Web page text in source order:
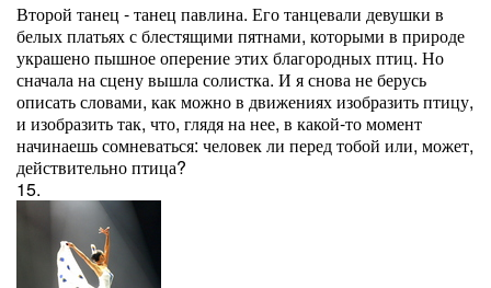
Второй танец - танец павлина. Его танцевали девушки в
белых платьях с блестящими пятнами, которыми в природе
украшено пышное оперение этих благородных птиц. Но
сначала на сцену вышла солистка. И я снова не берусь
описать словами, как можно в движениях изобразить птицу,
и изобразить так, что, глядя на нее, в какой-то момент
начинаешь сомневаться: человек ли перед тобой или, может,
действительно птица?
15.